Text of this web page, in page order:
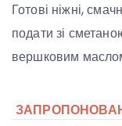
Готові ніжні,
подати зі
вершковим